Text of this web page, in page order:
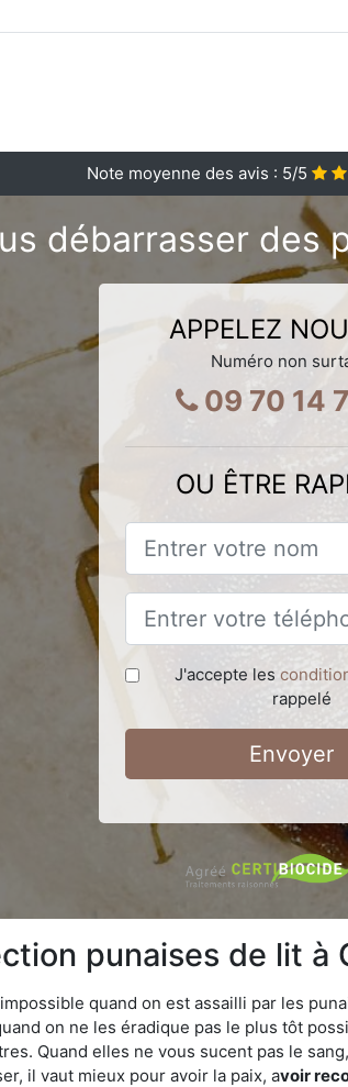
Note moyenne des avis : 5/5
débarrasser des
APPELEZ
Numéro non
09 70 14
OU ÊTRE
J'accepte les
rappelé
Envoyer
punaises de lit à
quand on est assailli par les
on ne les éradique pas le plus tôt
Quand elles ne vous sucent pas le
il vaut mieux pour avoir la paix, avoir